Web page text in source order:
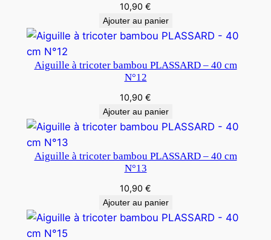
10,90 €
Ajouter au panier
Aiguille à tricoter bambou PLASSARD – 40 cm
N°12
10,90 €
Ajouter au panier
Aiguille à tricoter bambou PLASSARD – 40 cm
N°13
10,90 €
Ajouter au panier